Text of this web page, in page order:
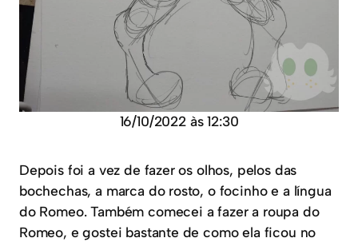
16/10/2022 às 12:30
Depois foi a vez de fazer os olhos, pelos das
bochechas, a marca do rosto, o focinho e a língua
do Romeo. Também comecei a fazer a roupa do
Romeo, e gostei bastante de como ela ficou no